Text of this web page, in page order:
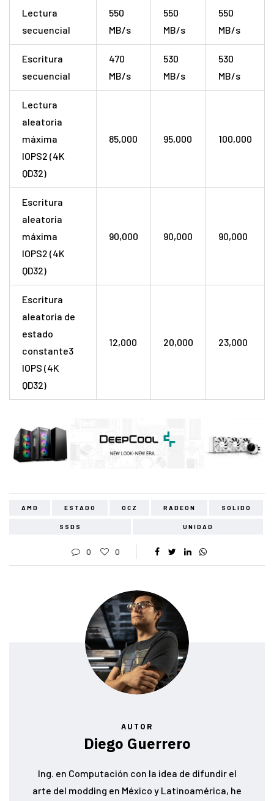
Lectura
secuencial
550
MB/s
550
MB/s
550
MB/s
Escritura
secuencial
470
MB/s
530
MB/s
530
MB/s
Lectura
aleatoria
máxima
IOPS2 (4K
QD32)
85,000 95,000 100,000
Escritura
aleatoria
máxima
IOPS2 (4K
QD32)
90,000 90,000 90,000
Escritura
aleatoria de
estado
constante3
IOPS (4K
QD32)
12,000 20,000 23,000
AMD ESTADO OCZ RADEON SOLIDO
SSDS UNIDAD
0 0
AUTOR
Diego Guerrero
Ing. en Computación con la idea de difundir el
arte del modding en México y Latinoamérica, he